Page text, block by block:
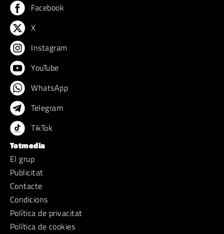
Facebook
X
Instagram
YouTube
WhatsApp
Telegram
TikTok
Totmedia
El grup
Publicitat
Contacte
Condicions
Política de privacitat
Política de cookies